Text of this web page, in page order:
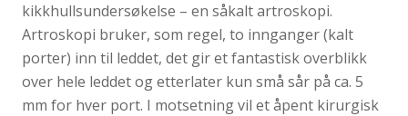
kikkhullsundersøkelse – en såkalt artroskopi.
Artroskopi bruker, som regel, to innganger (kalt
porter) inn til leddet, det gir et fantastisk overblikk
over hele leddet og etterlater kun små sår på ca. 5
mm for hver port. I motsetning vil et åpent kirurgisk